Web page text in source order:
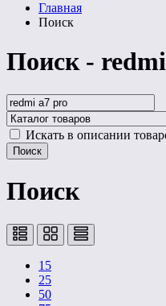
Главная
Поиск
Поиск -
Искать в описании
Поиск
15
25
50